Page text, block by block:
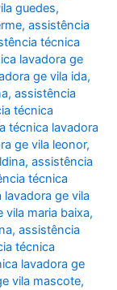
guedes,
,assistência
técnica
lavadora ge
ge vila ida,
,assistência
técnica
técnica lavadora
ge vila leonor,
,assistência
técnica
ge vila
vila maria baixa,
,assistência
técnica
lavadora ge
vila mascote,